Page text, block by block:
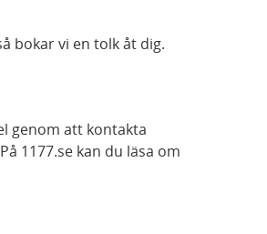
bokar vi en tolk åt dig.
genom att kontakta
1177.se kan du läsa om